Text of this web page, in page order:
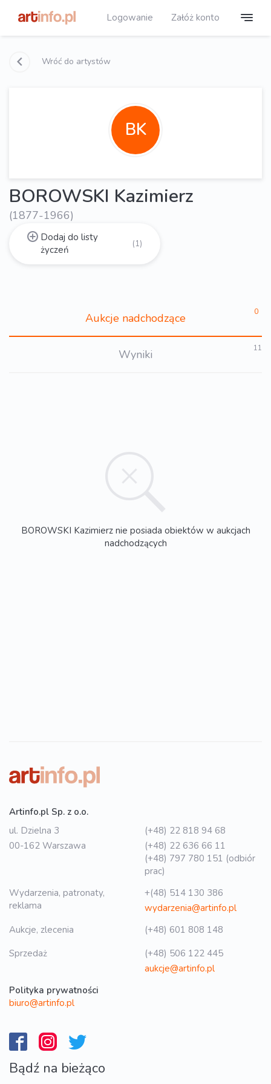
Logowanie Załóż konto
Wróć do artystów
BK
BOROWSKI Kazimierz
(1877-1966)
Dodaj do listy
życzeń
(1)
Aukcje nadchodzące 0
Wyniki 11
BOROWSKI Kazimierz nie posiada obiektów w aukcjach
nadchodzących
Artinfo.pl Sp. z o.o.
ul. Dzielna 3
00-162 Warszawa
(+48) 22 818 94 68
(+48) 22 636 66 11
(+48) 797 780 151 (odbiór
prac)
Wydarzenia, patronaty,
reklama
+(48) 514 130 386
wydarzenia@artinfo.pl
Aukcje, zlecenia
(+48) 601 808 148
Sprzedaż
(+48) 506 122 445
aukcje@artinfo.pl
Polityka prywatności
biuro@artinfo.pl
Bądź na bieżąco